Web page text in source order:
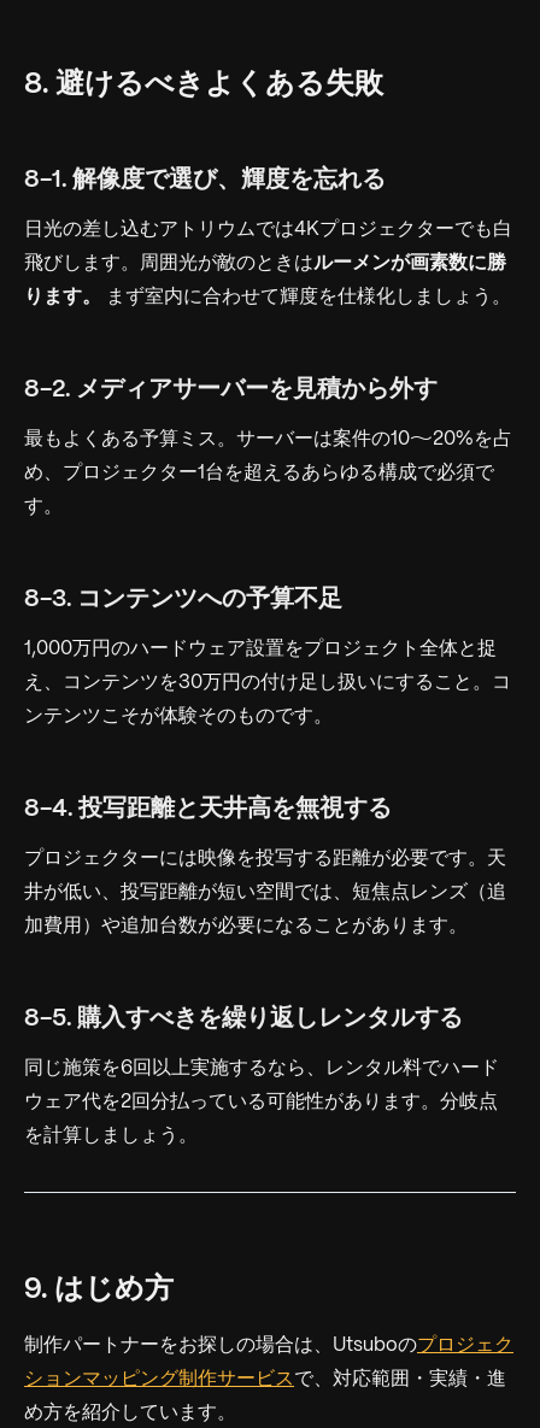
8. 避けるべきよくある失敗
8-1. 解像度で選び、輝度を忘れる
日光の差し込むアトリウムでは4Kプロジェクターでも白
飛びします。周囲光が敵のときはルーメンが画素数に勝
ります。
まず室内に合わせて輝度を仕様化しましょう。
8-2. メディアサーバーを見積から外す
最もよくある予算ミス。サーバーは案件の10〜20%を占
め、プロジェクター1台を超えるあらゆる構成で必須で
す。
8-3. コンテンツへの予算不足
1,000万円のハードウェア設置をプロジェクト全体と捉
え、コンテンツを30万円の付け足し扱いにすること。コ
ンテンツこそが体験そのものです。
8-4. 投写距離と天井高を無視する
プロジェクターには映像を投写する距離が必要です。天
井が低い、投写距離が短い空間では、短焦点レンズ（追
加費用）や追加台数が必要になることがあります。
8-5. 購入すべきを繰り返しレンタルする
同じ施策を6回以上実施するなら、レンタル料でハード
ウェア代を2回分払っている可能性があります。分岐点
を計算しましょう。
9. はじめ方
制作パートナーをお探しの場合は、Utsuboのプロジェク
ションマッピング制作サービス で、対応範囲・実績・進
め方を紹介しています。